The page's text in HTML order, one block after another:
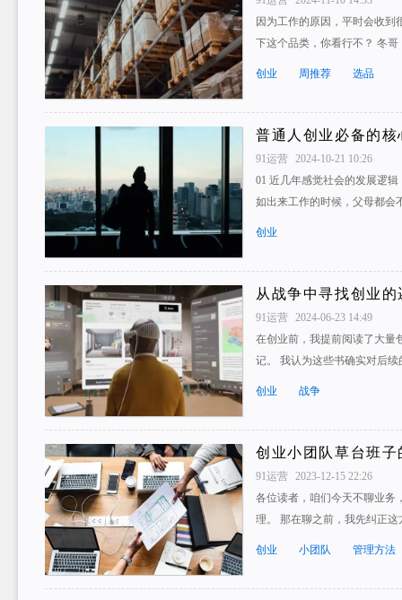
因为工作的原因，平时会收到
下这个品类，你看行不？ 冬
创业 周推荐 选品
普通人创业必备的
91运营 2024-10-21 10:26
01 近几年感觉社会的发展逻
如出来工作的时候，父母都
创业
从战争中寻找创业的
91运营 2024-06-23 14:49
在创业前，我提前阅读了大量
记。 我认为这些书确实对后
创业 战争
创业小团队草台班
91运营 2023-12-15 22:26
各位读者，咱们今天不聊业务
理。 那在聊之前，我先纠正
创业 小团队 管理方法